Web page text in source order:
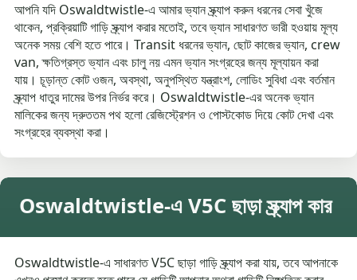
আপনি যদি Oswaldtwistle-এ আমার ভ্যান স্ক্র্যাপ করুন ধরনের সেবা খুঁজে
থাকেন, প্রক্রিয়াটি গাড়ি স্ক্র্যাপ করার মতোই, তবে ভ্যান সাধারণত ভারী হওয়ায় মূল্য
অনেক সময় বেশি হতে পারে। Transit ধরনের ভ্যান, ছোট কাজের ভ্যান, crew
van, ক্ষতিগ্রস্ত ভ্যান এবং চালু নয় এমন ভ্যান সংগ্রহের জন্য মূল্যায়ন করা
যায়। চূড়ান্ত কোট ওজন, অবস্থা, অনুপস্থিত যন্ত্রাংশ, লোডিং সুবিধা এবং বর্তমান
স্ক্র্যাপ ধাতুর দামের উপর নির্ভর করে। Oswaldtwistle-এর অনেক ভ্যান
মালিকের জন্য দ্রুততম পথ হলো রেজিস্ট্রেশন ও পোস্টকোড দিয়ে কোট দেখা এবং
সংগ্রহের ব্যবস্থা করা।
Oswaldtwistle-এ V5C ছাড়া স্ক্র্যাপ কার
Oswaldtwistle-এ সাধারণত V5C ছাড়া গাড়ি স্ক্র্যাপ করা যায়, তবে আপনাকে